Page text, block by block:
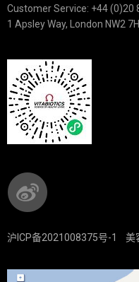
Customer Service: +44 (0)20
1 Apsley Way, London NW2
沪ICP备2021008375号-1 美